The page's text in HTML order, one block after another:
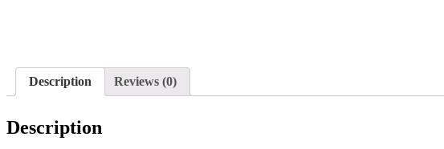
Description Reviews (0)
Description